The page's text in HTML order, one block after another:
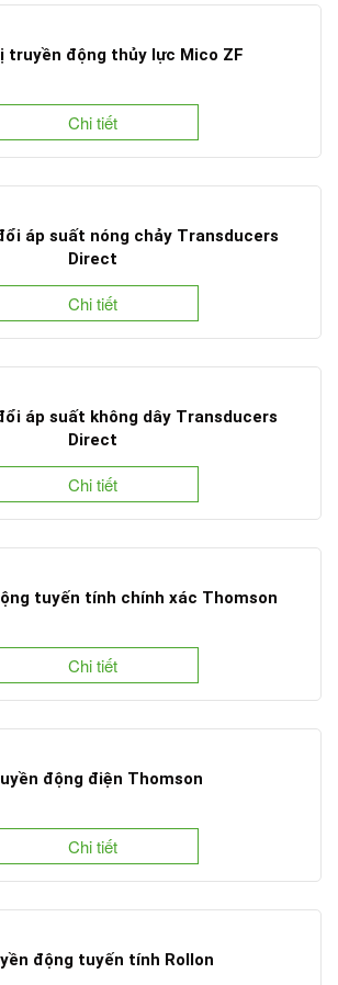
truyền động thủy lực Mico ZF
Chi tiết
áp suất nóng chảy Transducers
Direct
Chi tiết
áp suất không dây Transducers
Direct
Chi tiết
tuyến tính chính xác Thomson
Chi tiết
động điện Thomson
Chi tiết
động tuyến tính Rollon